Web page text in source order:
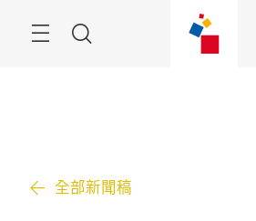
全部新聞稿